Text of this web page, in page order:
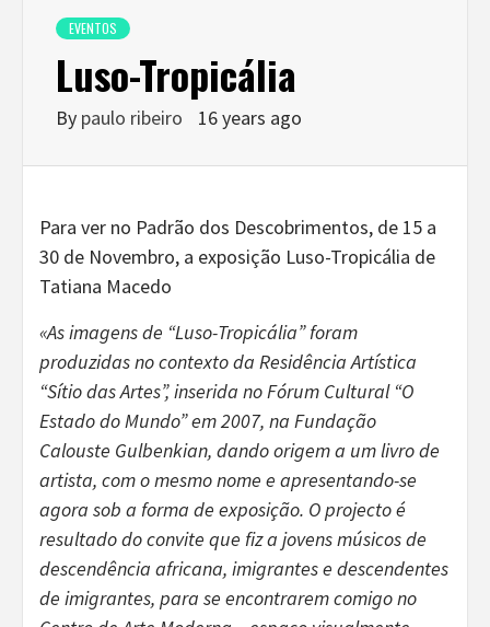
EVENTOS
Luso-Tropicália
By paulo ribeiro 16 years ago
Para ver no Padrão dos Descobrimentos, de 15 a
30 de Novembro, a exposição Luso-Tropicália de
Tatiana Macedo
«As imagens de “Luso-Tropicália” foram
produzidas no contexto da Residência Artística
“Sítio das Artes”, inserida no Fórum Cultural “O
Estado do Mundo” em 2007, na Fundação
Calouste Gulbenkian, dando origem a um livro de
artista, com o mesmo nome e apresentando-se
agora sob a forma de exposição. O projecto é
resultado do convite que fiz a jovens músicos de
descendência africana, imigrantes e descendentes
de imigrantes, para se encontrarem comigo no